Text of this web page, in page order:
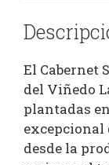
El Cabernet
del Viñedo
plantadas
excepcional
desde la